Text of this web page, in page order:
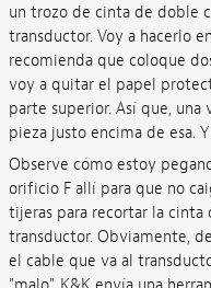
un trozo de cinta de doble
transductor. Voy a hacerlo
recomienda que coloque
voy a quitar el papel
parte superior. Así que,
pieza justo encima de esa.
Observe cómo estoy
orificio F allí para que no
tijeras para recortar la
transductor. Obviamente,
el cable que va al